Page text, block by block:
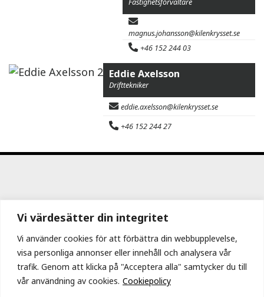
Vi värdesätter din integritet
Vi använder cookies för att förbättra din webbupplevelse,
visa personliga annonser eller innehåll och analysera vår
trafik. Genom att klicka på "Acceptera alla" samtycker du till
vår användning av cookies. Cookiepolicy
Fastighetsförvaltare
magnus.johansson@kilenkrysset.se
+46 152 244 03
Eddie Axelsson
Drifttekniker
eddie.axelsson@kilenkrysset.se
+46 152 244 27
Fler lokaler i Södertälje
CARGOTEC SWEDEN AB
Linvävaren 1-1002
Tallvägen 8